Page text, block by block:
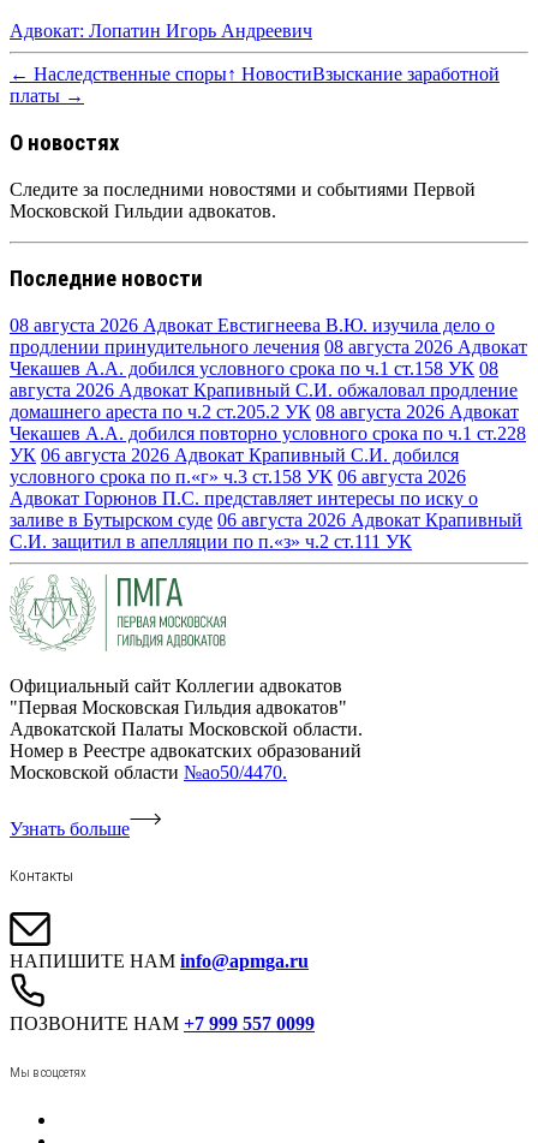
Адвокат: Лопатин Игорь Андреевич
← Наследственные споры↑ НовостиВзыскание заработной
платы →
О новостях
Следите за последними новостями и событиями Первой
Московской Гильдии адвокатов.
Последние новости
08 августа 2026 Адвокат Евстигнеева В.Ю. изучила дело о
продлении принудительного лечения 08 августа 2026 Адвокат
Чекашев А.А. добился условного срока по ч.1 ст.158 УК 08
августа 2026 Адвокат Крапивный С.И. обжаловал продление
домашнего ареста по ч.2 ст.205.2 УК 08 августа 2026 Адвокат
Чекашев А.А. добился повторно условного срока по ч.1 ст.228
УК 06 августа 2026 Адвокат Крапивный С.И. добился
условного срока по п.«г» ч.3 ст.158 УК 06 августа 2026
Адвокат Горюнов П.С. представляет интересы по иску о
заливе в Бутырском суде 06 августа 2026 Адвокат Крапивный
С.И. защитил в апелляции по п.«з» ч.2 ст.111 УК
Официальный сайт Коллегии адвокатов
"Первая Московская Гильдия адвокатов"
Адвокатской Палаты Московской области.
Номер в Реестре адвокатских образований
Московской области №ао50/4470.
Узнать больше
Контакты
НАПИШИТЕ НАМ info@apmga.ru
ПОЗВОНИТЕ НАМ +7 999 557 0099
Мы в соцсетях